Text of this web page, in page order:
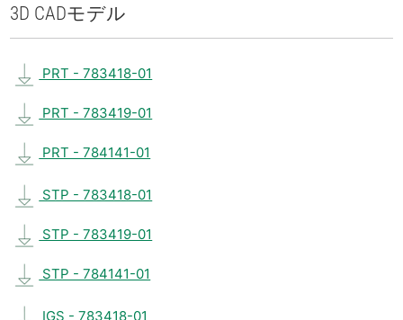
3D CADモデル
PRT - 783418-01
PRT - 783419-01
PRT - 784141-01
STP - 783418-01
STP - 783419-01
STP - 784141-01
IGS - 783418-01